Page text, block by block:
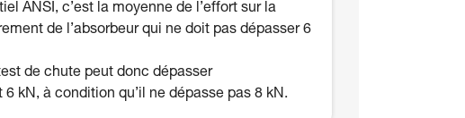
ANSI, c’est la moyenne de l’effort sur la
de l’absorbeur qui ne doit pas dépasser 6
de chute peut donc dépasser
kN, à condition qu’il ne dépasse pas 8 kN.